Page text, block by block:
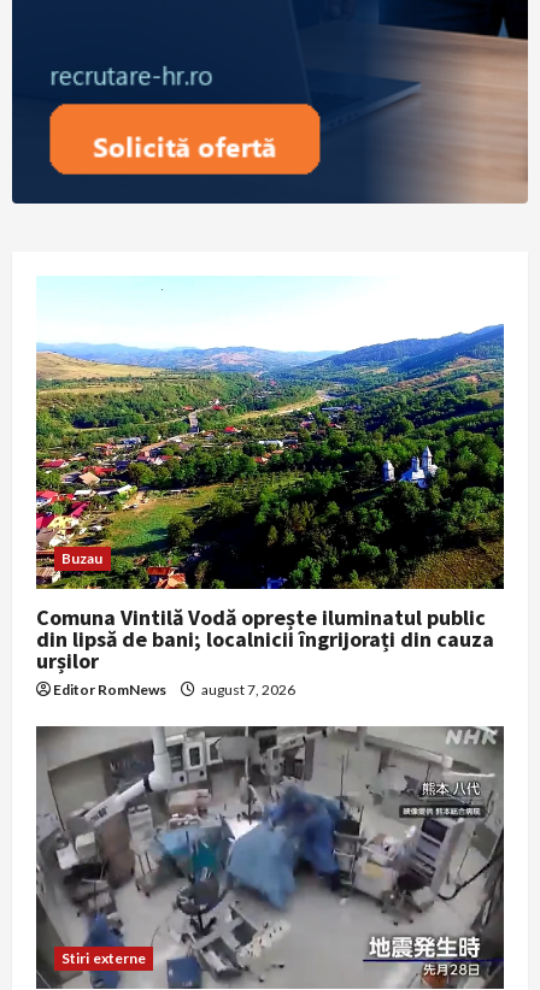
Buzau
Comuna Vintilă Vodă oprește iluminatul public
din lipsă de bani; localnicii îngrijorați din cauza
urșilor
Editor RomNews august 7, 2026
Stiri externe